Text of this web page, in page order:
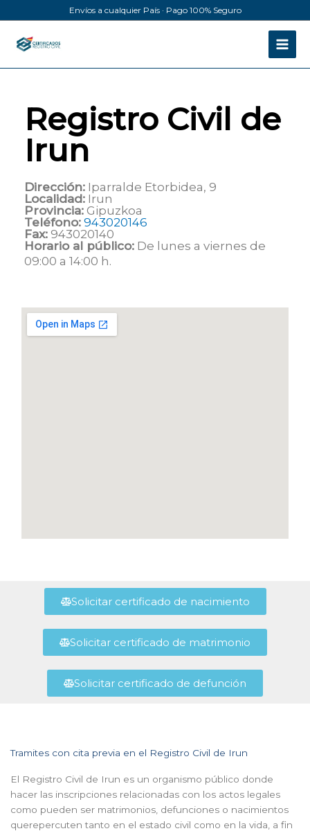
al
contenido
Envíos a cualquier País · Pago 100% Seguro
Registro Civil de
Irun
Dirección: Iparralde Etorbidea, 9
Localidad: Irun
Provincia: Gipuzkoa
Teléfono: 943020146
Fax: 943020140
Horario al público: De lunes a viernes de
09:00 a 14:00 h.
Solicitar certificado de nacimiento
Solicitar certificado de matrimonio
Solicitar certificado de defunción
Tramites con cita previa en el Registro Civil de Irun
El Registro Civil de Irun es un organismo público donde
hacer las inscripciones relacionadas con los actos legales
como pueden ser matrimonios, defunciones o nacimientos
querepercuten tanto en el estado civil como en la vida, a fin